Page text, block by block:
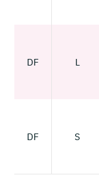
DF L
DF S